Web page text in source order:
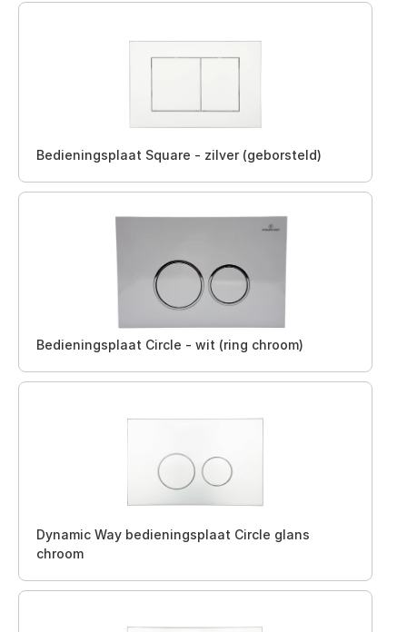
Bedieningsplaat Square - zilver (geborsteld)
Bedieningsplaat Circle - wit (ring chroom)
Dynamic Way bedieningsplaat Circle glans
chroom